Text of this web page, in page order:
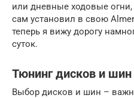
или дневные ходовые
сам установил в свою
теперь я вижу дорогу
суток.
Тюнинг дисков и шин
Выбор дисков и шин –